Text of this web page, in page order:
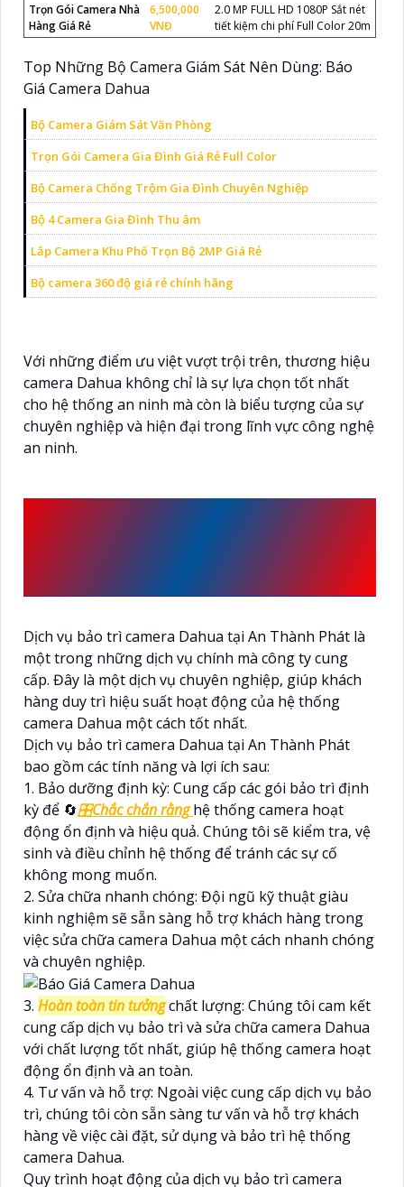
Trọn Gói Camera Nhà
Hàng Giá Rẻ
6,500,000
VNĐ
2.0 MP FULL HD 1080P Sắt nét
tiết kiệm chi phí Full Color 20m
Top Những Bộ Camera Giám Sát Nên Dùng: Báo
Giá Camera Dahua
Bộ Camera Giám Sát Văn Phòng
Trọn Gói Camera Gia Đình Giá Rẻ Full Color
Bộ Camera Chống Trộm Gia Đình Chuyên Nghiệp
Bộ 4 Camera Gia Đình Thu âm
Lắp Camera Khu Phố Trọn Bộ 2MP Giá Rẻ
Bộ camera 360 độ giá rẻ chính hãng
Với những điểm ưu việt vượt trội trên, thương hiệu
camera Dahua không chỉ là sự lựa chọn tốt nhất
cho hệ thống an ninh mà còn là biểu tượng của sự
chuyên nghiệp và hiện đại trong lĩnh vực công nghệ
an ninh.
Dịch vụ bảo trì camera Dahua tại An Thành Phát là
một trong những dịch vụ chính mà công ty cung
cấp. Đây là một dịch vụ chuyên nghiệp, giúp khách
hàng duy trì hiệu suất hoạt động của hệ thống
camera Dahua một cách tốt nhất.
Dịch vụ bảo trì camera Dahua tại An Thành Phát
bao gồm các tính năng và lợi ích sau:
1. Bảo dưỡng định kỳ: Cung cấp các gói bảo trì định
kỳ để 🔄🎛Chắc chắn rằng hệ thống camera hoạt
động ổn định và hiệu quả. Chúng tôi sẽ kiểm tra, vệ
sinh và điều chỉnh hệ thống để tránh các sự cố
không mong muốn.
2. Sửa chữa nhanh chóng: Đội ngũ kỹ thuật giàu
kinh nghiệm sẽ sẵn sàng hỗ trợ khách hàng trong
việc sửa chữa camera Dahua một cách nhanh chóng
và chuyên nghiệp.
3. Hoàn toàn tin tưởngchất lượng: Chúng tôi cam kết
cung cấp dịch vụ bảo trì và sửa chữa camera Dahua
với chất lượng tốt nhất, giúp hệ thống camera hoạt
động ổn định và an toàn.
4. Tư vấn và hỗ trợ: Ngoài việc cung cấp dịch vụ bảo
trì, chúng tôi còn sẵn sàng tư vấn và hỗ trợ khách
hàng về việc cài đặt, sử dụng và bảo trì hệ thống
camera Dahua.
Quy trình hoạt động của dịch vụ bảo trì camera